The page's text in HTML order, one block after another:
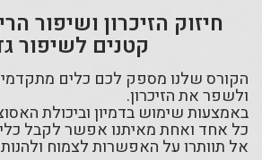
חיזוק הזיכרון ושיפור
קטנים לשיפור
הקורס שלנו מספק לכם כלים
ולשפר את הזיכרון.
באמצעות שימוש בדמיון וביכולת
כל אחד ואחת מאיתנו אפשר לקבל
אל תוותרו על האפשרות לצמוח